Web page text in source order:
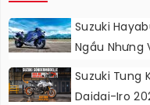
Suzuki
Ngầu Nhưng
Suzuki Tung
Daidai-Iro